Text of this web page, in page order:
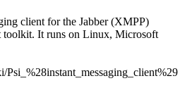
client for the Jabber (XMPP)
toolkit. It runs on Linux, Microsoft